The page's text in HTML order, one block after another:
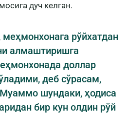
дуч келган.
меҳмонхонага рўйхатдан
алмаштиришга
доллар
деб сўрасам,
Муаммо шундаки, ҳодиса
бир кун олдин рўй